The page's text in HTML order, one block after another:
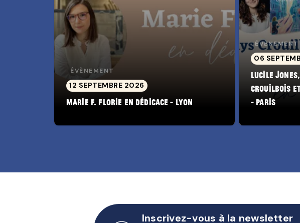
ÉVÈNEMENT
12 SEPTEMBRE 2026
Marie F. Florie en dédicace - Lyon
ÉVÈNEMENT
06
Lucile
Crouilbois
- Paris
Inscrivez-vous à la newsletter